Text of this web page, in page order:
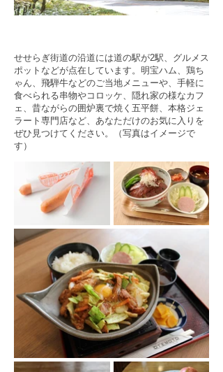
せせらぎ街道の沿道には道の駅が2駅、グルメス
ポットなどが点在しています。明宝ハム、鶏ち
ゃん、飛騨牛などのご当地メニューや、手軽に
食べられる串物やコロッケ、隠れ家の様なカフ
ェ、昔ながらの囲炉裏で焼く五平餅、本格ジェ
ラート専門店など、あなただけのお気に入りを
ぜひ見つけてください。（写真はイメージで
す）